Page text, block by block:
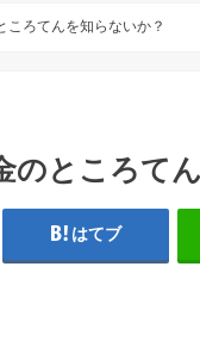
ころてんを知らないか？
のところて
はてブ